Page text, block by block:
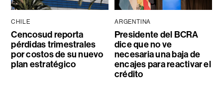
CHILE
Cencosud reporta
pérdidas trimestrales
por costos de su nuevo
plan estratégico
ARGENTINA
Presidente del BCRA
dice que no ve
necesaria una baja de
encajes para reactivar el
crédito